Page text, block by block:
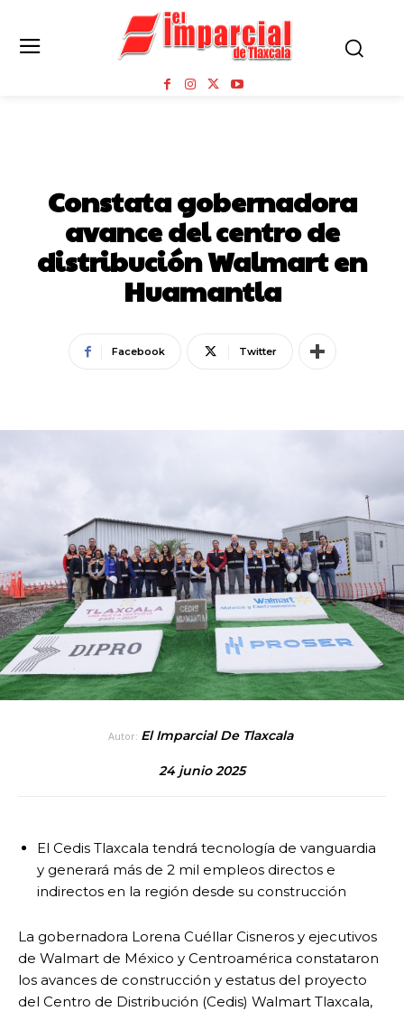
Constata gobernadora
avance del centro de
distribución Walmart en
Huamantla
Facebook Twitter
Autor: El Imparcial De Tlaxcala
24 junio 2025
El Cedis Tlaxcala tendrá tecnología de vanguardia
y generará más de 2 mil empleos directos e
indirectos en la región desde su construcción
La gobernadora Lorena Cuéllar Cisneros y ejecutivos
de Walmart de México y Centroamérica constataron
los avances de construcción y estatus del proyecto
del Centro de Distribución (Cedis) Walmart Tlaxcala,